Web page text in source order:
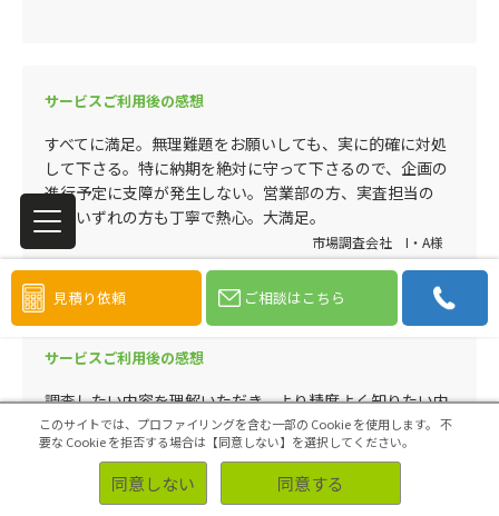
サービスご利用後の感想
すべてに満足。無理難題をお願いしても、実に的確に対処
して下さる。特に納期を絶対に守って下さるので、企画の
進行予定に支障が発生しない。営業部の方、実査担当の
方、いずれの方も丁寧で熱心。大満足。
市場調査会社 I・A様
サービスご利用後の感想
調査したい内容を理解いただき、より精度よく知りたい内
容を知るための、リクルーティングを提案いただけた。
電気通信事業 R・S様
見積り依頼 ご相談はこちら
このサイトでは、プロファイリングを含む一部の Cookie を使用します。 不
要な Cookie を拒否する場合は【同意しない】を選択してください。
同意しない 同意する